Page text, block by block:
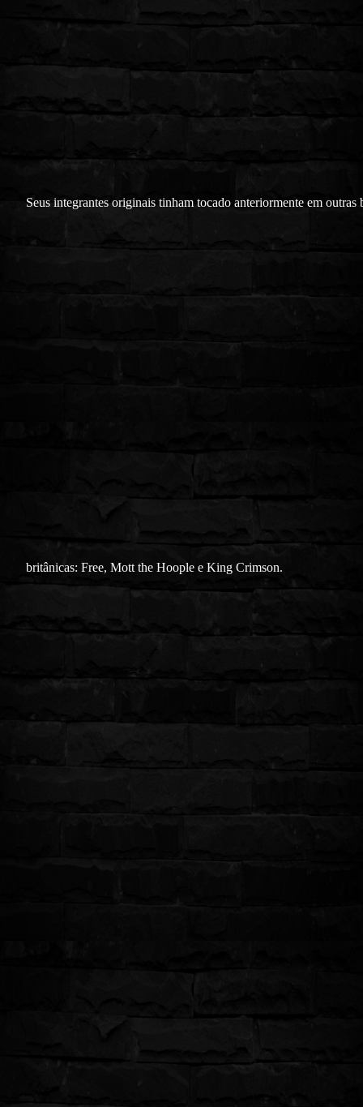
Seus integrantes originais tinham tocado anteriormente em outras
britânicas: Free, Mott the Hoople e King Crimson.